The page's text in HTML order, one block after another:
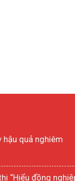
hậu quả nghiêm
“Hiểu đồng